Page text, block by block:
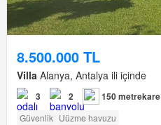
8.500.000 TL
Villa Alanya, Antalya ili içinde
3 2 150 metrekare
Güvenlik Uüzme havuzu